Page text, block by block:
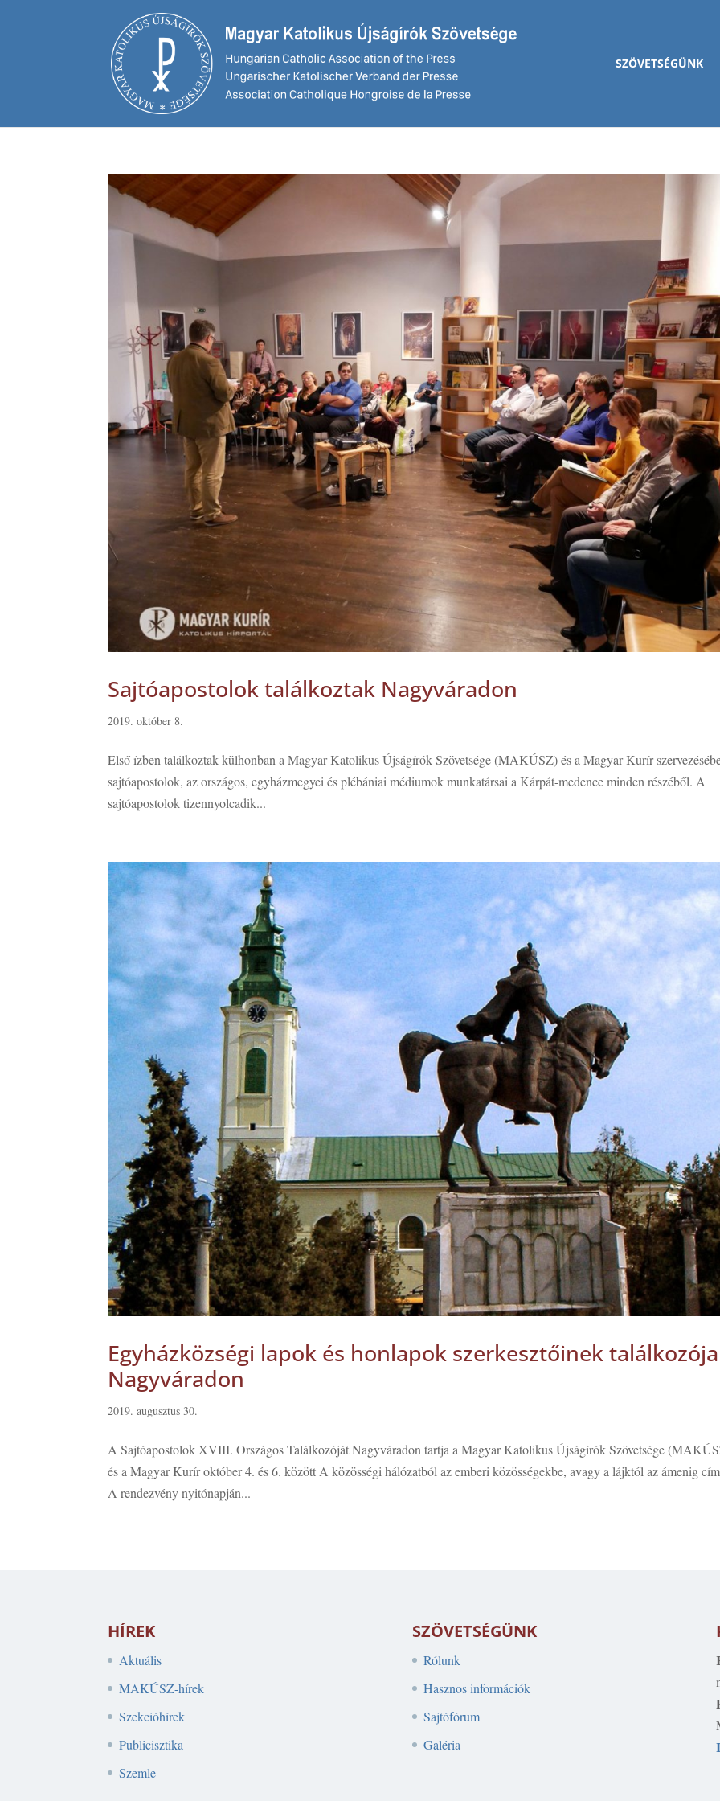
SZÖVETSÉGÜNK
Sajtóapostolok találkoztak Nagyváradon
2019. október 8.
Első ízben találkoztak külhonban a Magyar Katolikus Újságírók Szövetsége (MAKÚSZ) és a Magyar Kurír
sajtóapostolok, az országos, egyházmegyei és plébániai médiumok munkatársai a Kárpát-medence minden részéből. A
sajtóapostolok tizennyolcadik...
Egyházközségi lapok és honlapok szerkesztőinek találkozója
Nagyváradon
2019. augusztus 30.
A Sajtóapostolok XVIII. Országos Találkozóját Nagyváradon tartja a Magyar Katolikus Újságírók Szövetsége
és a Magyar Kurír október 4. és 6. között A közösségi hálózatból az emberi közösségekbe, avagy a lájktól az ámenig
A rendezvény nyitónapján...
HÍREK
Aktuális
MAKÚSZ-hírek
Szekcióhírek
Publicisztika
Szemle
SZÖVETSÉGÜNK
Rólunk
Hasznos információk
Sajtófórum
Galéria